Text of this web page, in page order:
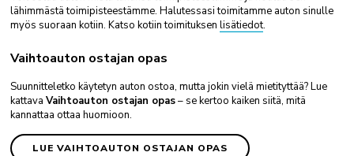
lähimmästä toimipisteestämme. Halutessasi toimitamme auton sinulle
myös suoraan kotiin. Katso kotiin toimituksen lisätiedot.
Vaihtoauton ostajan opas
Suunnitteletko käytetyn auton ostoa, mutta jokin vielä mietityttää? Lue
kattava Vaihtoauton ostajan opas– se kertoo kaiken siitä, mitä
kannattaa ottaa huomioon.
LUE VAIHTOAUTON OSTAJAN OPAS